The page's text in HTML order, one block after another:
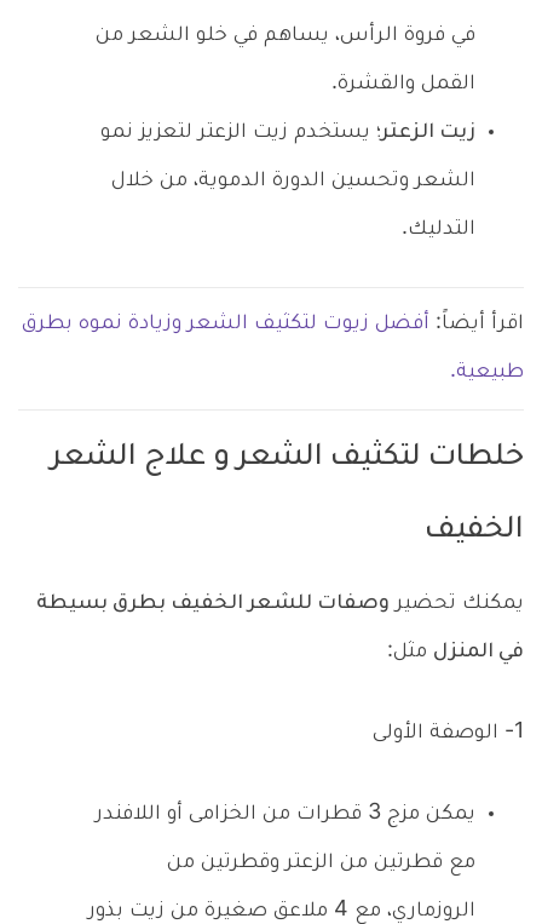
في فروة الرأس، يساهم في خلو الشعر من
القمل والقشرة.
زيت الزعتر؛ يستخدم زيت الزعتر لتعزيز نمو
الشعر وتحسين الدورة الدموية، من خلال
التدليك.
اقرأ أيضاً: أفضل زيوت لتكثيف الشعر وزيادة نموه بطرق
طبيعية.
خلطات لتكثيف الشعر و علاج الشعر
الخفيف
يمكنك تحضير وصفات للشعر الخفيف بطرق بسيطة
في المنزل مثل:
1- الوصفة الأولى
يمكن مزج 3 قطرات من الخزامى أو اللافندر
مع قطرتين من الزعتر وقطرتين من
الروزماري، مع 4 ملاعق صغيرة من زيت بذور